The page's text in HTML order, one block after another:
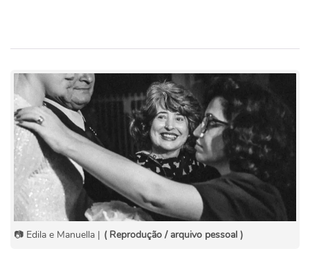
📷 Edila e Manuella | ( Reprodução / arquivo pessoal )